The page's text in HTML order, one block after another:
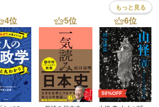
もっと見る
4位 5位 6位
50%OFF